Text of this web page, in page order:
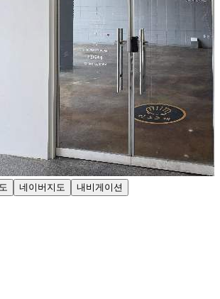
네이버지도 내비게이션